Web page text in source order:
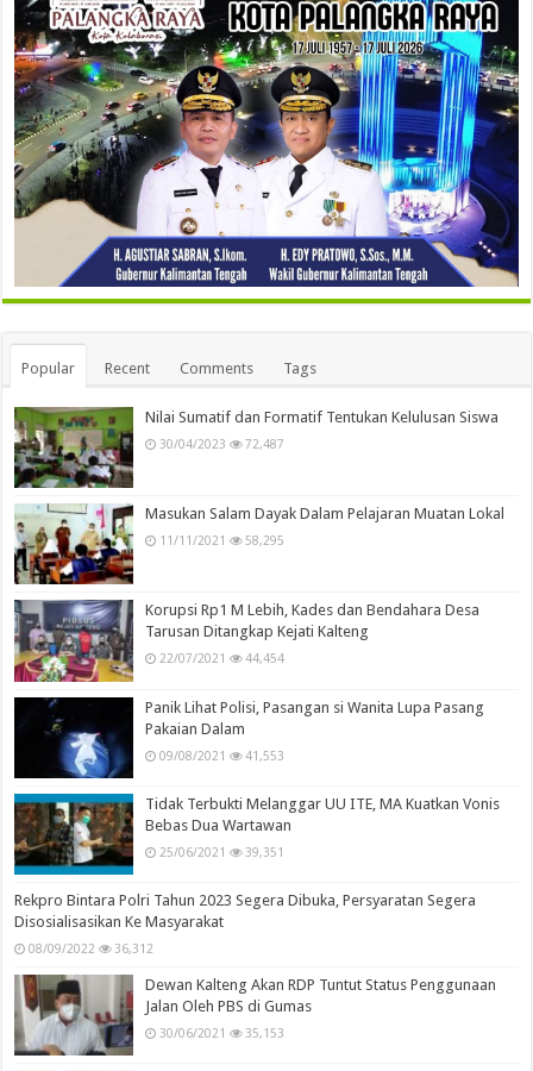
Popular Recent Comments Tags
Nilai Sumatif dan Formatif Tentukan Kelulusan Siswa
30/04/2023 72,487
Masukan Salam Dayak Dalam Pelajaran Muatan Lokal
11/11/2021 58,295
Korupsi Rp1 M Lebih, Kades dan Bendahara Desa
Tarusan Ditangkap Kejati Kalteng
22/07/2021 44,454
Panik Lihat Polisi, Pasangan si Wanita Lupa Pasang
Pakaian Dalam
09/08/2021 41,553
Tidak Terbukti Melanggar UU ITE, MA Kuatkan Vonis
Bebas Dua Wartawan
25/06/2021 39,351
Rekpro Bintara Polri Tahun 2023 Segera Dibuka, Persyaratan Segera
Disosialisasikan Ke Masyarakat
08/09/2022 36,312
Dewan Kalteng Akan RDP Tuntut Status Penggunaan
Jalan Oleh PBS di Gumas
30/06/2021 35,153